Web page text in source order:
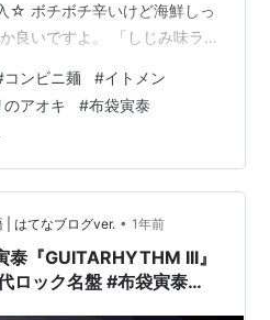
☆ ボチボチ辛いけど海鮮しっ
良いですよ。 「しじみ味ラー
っぷりワカメにしじみの旨味
が良いですね。 これは買って
ン」 「しじみ味ラーメン」と
ン良いね☆ 貝出汁って魅力的
カメたっぷり。 しじみと見分
コンビニ麺 #イトメン
のアオキ #布袋寅泰
| はてなブログver. • 1年前
泰『GUITARHYTHM III』
ロック名盤 #布袋寅泰